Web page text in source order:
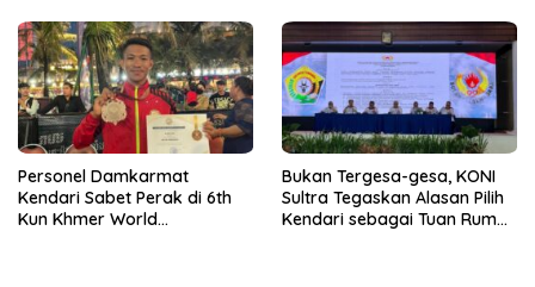
Personel Damkarmat
Kendari Sabet Perak di 6th
Kun Khmer World
Bukan Tergesa-gesa, KONI
Sultra Tegaskan Alasan Pilih
Kendari sebagai Tuan Rumah